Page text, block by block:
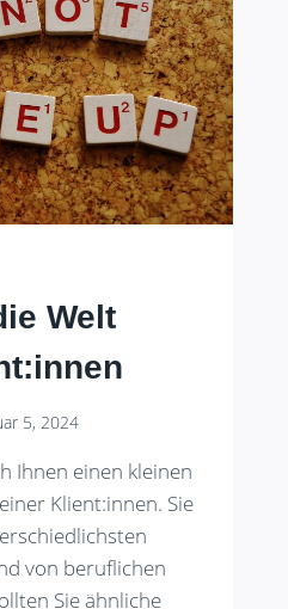
Welt
5, 2024
Ihnen einen kleinen
Klient:innen. Sie
von beruflichen
Sie ähnliche